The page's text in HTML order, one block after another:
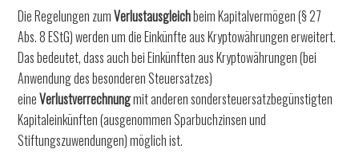
Die Regelungen zumVerlustausgleichbeim Kapitalvermögen (§ 27
Abs. 8 EStG) werden um die Einkünfte aus Kryptowährungen erweitert.
Das bedeutet, dass auch bei Einkünften aus Kryptowährungen (bei
Anwendung des besonderen Steuersatzes)
eineVerlustverrechnungmit anderen sondersteuersatzbegünstigten
Kapitaleinkünften (ausgenommen Sparbuchzinsen und
Stiftungszuwendungen) möglich ist.